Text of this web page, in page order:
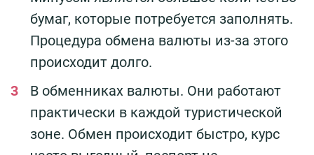
бумаг, которые потребуется заполнять.
Процедура обмена валюты из-за этого
происходит долго.
В обменниках валюты. Они работают
практически в каждой туристической
зоне. Обмен происходит быстро, курс